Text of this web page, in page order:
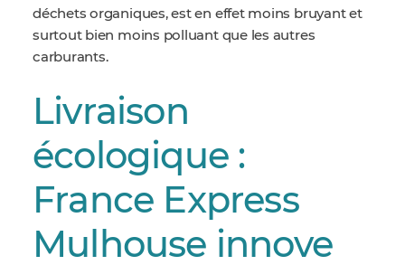
déchets organiques, est en effet moins bruyant et
surtout bien moins polluant que les autres
carburants.
Livraison
écologique :
France Express
Mulhouse innove